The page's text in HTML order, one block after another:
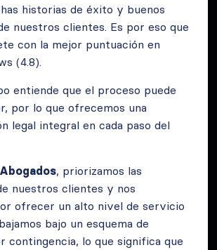
historias de éxito y buenos
nuestros clientes. Es por eso que
con la mejor puntuación en
(4.8).
entiende que el proceso puede
por lo que ofrecemos una
legal integral en cada paso del
, priorizamos las
nuestros clientes y nos
ofrecer un alto nivel de servicio
bajo un esquema de
contingencia, lo que significa que